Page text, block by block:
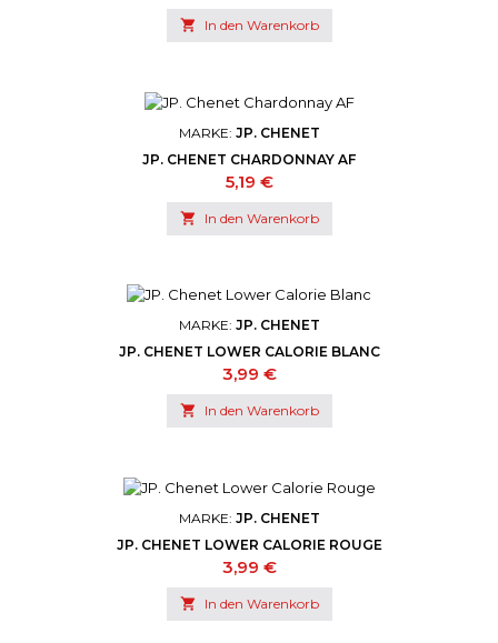
 In den Warenkorb
MARKE: JP. CHENET
JP. CHENET CHARDONNAY AF
Preis
5,19 €
 In den Warenkorb
MARKE: JP. CHENET
JP. CHENET LOWER CALORIE BLANC
Preis
3,99 €
 In den Warenkorb
MARKE: JP. CHENET
JP. CHENET LOWER CALORIE ROUGE
Preis
3,99 €
 In den Warenkorb